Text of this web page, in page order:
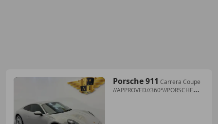
Porsche 911 Carrera Coupe
//APPROVED//360°//PORSCHE